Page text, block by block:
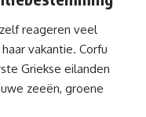
reageren veel
vakantie. Corfu
Griekse eilanden
zeeën, groene